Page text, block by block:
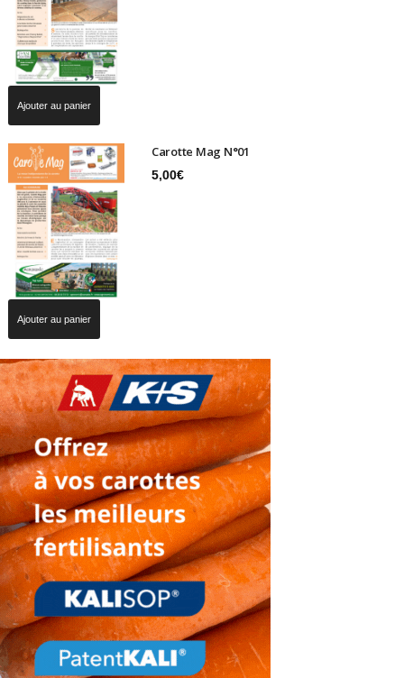
Ajouter au panier
Carotte Mag N°01
5,00€
Ajouter au panier